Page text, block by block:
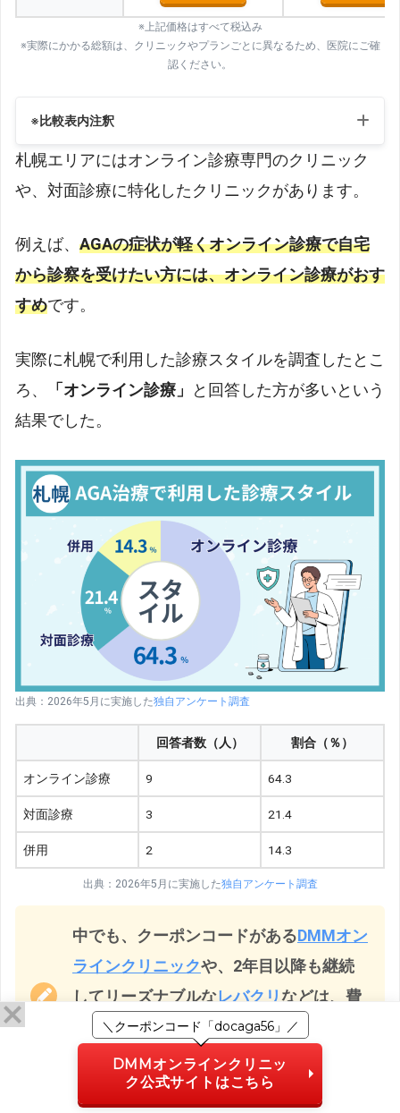
TEL 03-4405-1899
※上記価格はすべて税込み
※実際にかかる総額は、クリニックやプランごとに異なるため、医院にご確
認ください。
※比較表内注釈
札幌エリアにはオンライン診療専門のクリニック
や、対面診療に特化したクリニックがあります。
例えば、 AGAの症状が軽くオンライン診療で自宅
から診察を受けたい方には、オンライン診療がおす
すめです。
実際に札幌で利用した診療スタイルを調査したとこ
ろ、
「オンライン診療」
と回答した方が多いという
結果でした。
出典：2026年5月に実施した独自アンケート調査
回答者数（人） 割合（％）
オンライン診療 9 64.3
対面診療 3 21.4
併用 2 14.3
出典：2026年5月に実施した独自アンケート調査
中でも、クーポンコードがあるDMMオン
ラインクリニックや、2年目以降も継続
してリーズナブルなレバクリなどは、費
用を抑えてAGA治療を始められるのでお
すすめです。
＼クーポンコード「docaga56」／
DMMオンラインクリニッ
ク公式サイトはこちら